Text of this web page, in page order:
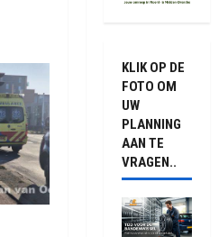
KLIK OP DE
FOTO OM
UW
PLANNING
AAN TE
VRAGEN..